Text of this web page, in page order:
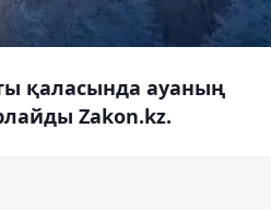
қаласында ауаның
Zakon.kz.